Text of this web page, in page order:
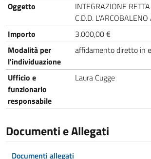
Oggetto
INTEGRAZIONE
C.D.D.
Importo
3.000,00 €
Modalità per
l'individuazione
affidamento diretto in
Ufficio e
funzionario
responsabile
Laura Cugge
Documenti e Allegati
Documenti allegati